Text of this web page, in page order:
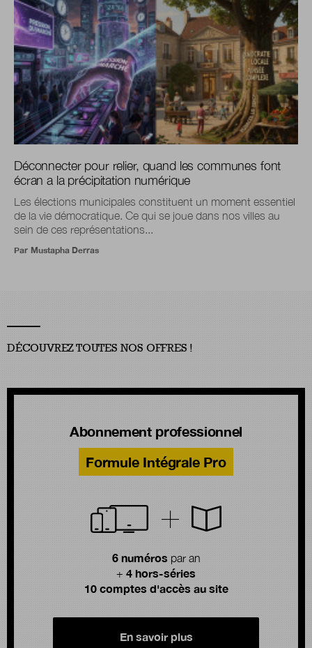
Déconnecter pour relier, quand les communes font
écran a la précipitation numérique
Les élections municipales constituent un moment essentiel
de la vie démocratique. Ce qui se joue dans nos villes au
sein de ces représentations...
Par Mustapha Derras
DÉCOUVREZ TOUTES NOS OFFRES !
Abonnement professionnel
Formule Intégrale Pro
6 numéros par an
+ 4 hors-séries
10 comptes d'accès au site
En savoir plus